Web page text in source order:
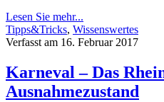
Lesen Sie mehr...
Tipps&Tricks, Wissenswertes
Verfasst am 16. Februar 2017
Karneval – Das
Ausnahmezustand